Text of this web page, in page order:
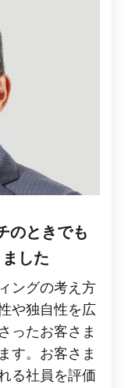
のときでも
した
ングの考え方
や独自性を広
ったお客さま
す。お客さま
る社員を評価